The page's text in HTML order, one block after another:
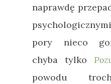
naprawdę
pory nieco
chyba tylko
powodu